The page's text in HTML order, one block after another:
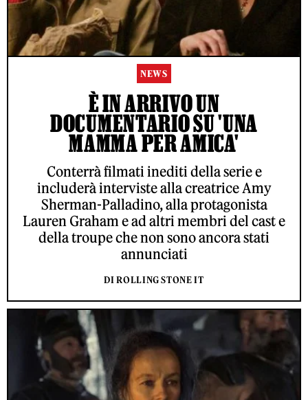
NEWS
È IN ARRIVO UN
DOCUMENTARIO SU 'UNA
MAMMA PER AMICA'
Conterrà filmati inediti della serie e
includerà interviste alla creatrice Amy
Sherman-Palladino, alla protagonista
Lauren Graham e ad altri membri del cast e
della troupe che non sono ancora stati
annunciati
DI ROLLING STONE IT